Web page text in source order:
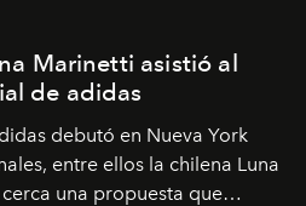
Marinetti asistió al
de adidas
debutó en Nueva York
entre ellos la chilena Luna
una propuesta que